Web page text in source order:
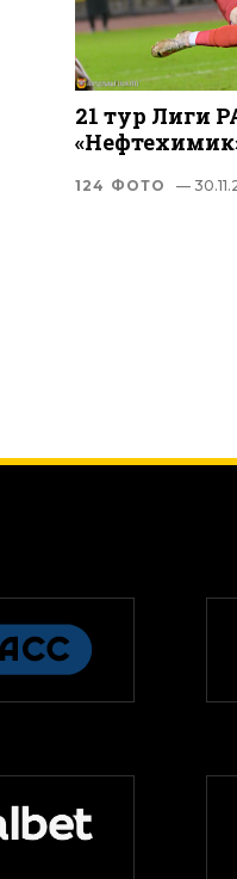
21 тур Лиги
124 ФОТО —